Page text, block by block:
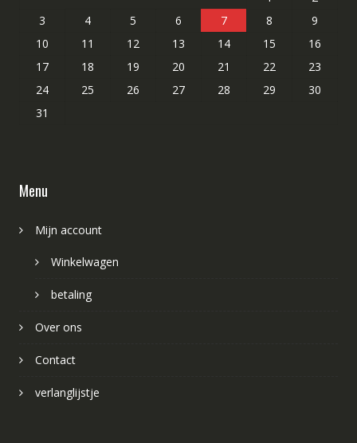
3
4 5 6 7 8
9
10
11 12 13 14 15
16
17
18 19 20 21 22
23
24
25 26 27 28 29
30
31
Menu
Mijn account
Winkelwagen
betaling
Over ons
Contact
verlanglijstje